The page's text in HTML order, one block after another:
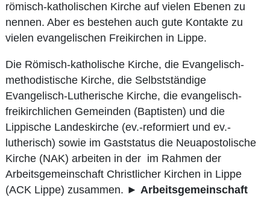
römisch-katholischen Kirche auf vielen Ebenen zu
nennen. Aber es bestehen auch gute Kontakte zu
vielen evangelischen Freikirchen in Lippe.
Die Römisch-katholische Kirche, die Evangelisch-
methodistische Kirche, die Selbstständige
Evangelisch-Lutherische Kirche, die evangelisch-
freikirchlichen Gemeinden (Baptisten) und die
Lippische Landeskirche (ev.-reformiert und ev.-
lutherisch) sowie im Gaststatus die Neuapostolische
Kirche (NAK) arbeiten in der im Rahmen der
Arbeitsgemeinschaft Christlicher Kirchen in Lippe
(ACK Lippe) zusammen. ► Arbeitsgemeinschaft